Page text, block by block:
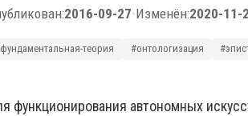
2016-09-27•Изменён:2020-11-
теория #онтологизация
функционирования автономных